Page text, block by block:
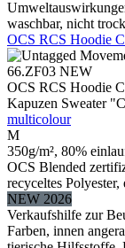
waschbar, nicht
OCS RCS Hoodie
66.ZF03 NEW
OCS RCS Hoodie
Kapuzen Sweater
multicolour
M
350g/m², 80%
OCS Blended
recyceltes Polyester,
NEW 2026
Verkaufshilfe zur
Farben, innen